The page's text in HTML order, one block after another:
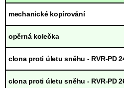
mechanické kopírování
opěrná kolečka
clona proti úletu sněhu - RVR-PD
clona proti úletu sněhu - RVR-PD